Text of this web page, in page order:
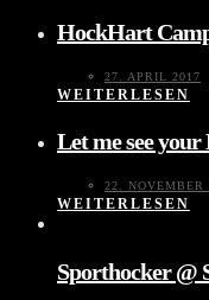
HockHart
27. APRIL 2017
WEITERLESEN
Let me see
22. NOVEMBER
WEITERLESEN
Sporthocker @